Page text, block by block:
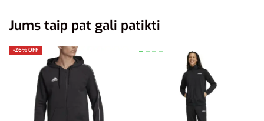
Jums taip pat gali patikti
-26% OFF